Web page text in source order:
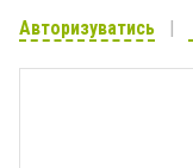
Авторизуватись